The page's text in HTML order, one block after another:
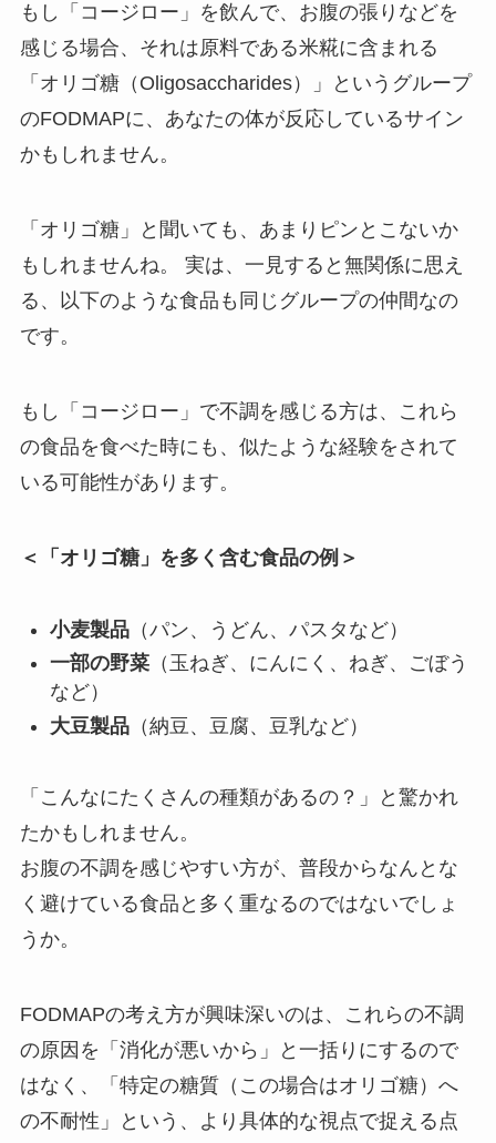
もし「コージロー」を飲んで、お腹の張りなどを
感じる場合、それは原料である米糀に含まれる
「オリゴ糖（Oligosaccharides）」というグループ
のFODMAPに、あなたの体が反応しているサイン
かもしれません。
「オリゴ糖」と聞いても、あまりピンとこないか
もしれませんね。 実は、一見すると無関係に思え
る、以下のような食品も同じグループの仲間なの
です。
もし「コージロー」で不調を感じる方は、これら
の食品を食べた時にも、似たような経験をされて
いる可能性があります。
＜「オリゴ糖」を多く含む食品の例＞
小麦製品（パン、うどん、パスタなど）
一部の野菜（玉ねぎ、にんにく、ねぎ、ごぼう
など）
大豆製品（納豆、豆腐、豆乳など）
「こんなにたくさんの種類があるの？」と驚かれ
たかもしれません。
お腹の不調を感じやすい方が、普段からなんとな
く避けている食品と多く重なるのではないでしょ
うか。
FODMAPの考え方が興味深いのは、これらの不調
の原因を「消化が悪いから」と一括りにするので
はなく、「特定の糖質（この場合はオリゴ糖）へ
の不耐性」という、より具体的な視点で捉える点